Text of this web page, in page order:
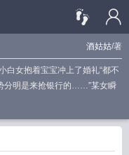
酒姑姑/著
白女抱着宝宝冲上了婚礼“都不
分明是来抢银行的……”某女瞬